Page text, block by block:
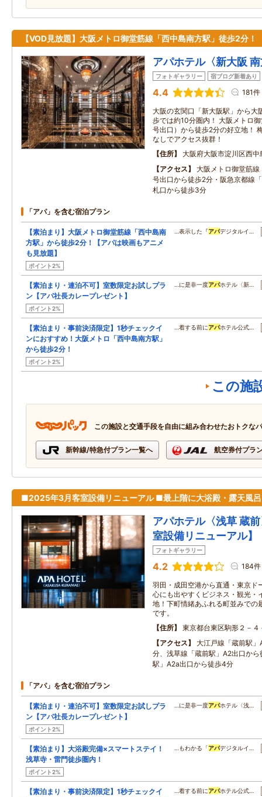
【VOD見放題】大阪メトロ御堂筋線「西中島南方駅」徒歩2分！
アパホテル〈新大阪
フォトギャラリー 宿ブログ新着あり
4.4 181件
大阪の玄関口「新大阪駅」から大
歩では約10分圏内！ 大阪メトロ
号出口）から徒歩2分の好立地！
なしでアクセス抜群！
住所
大阪府大阪市淀川区西
アクセス
大阪メトロ御堂筋
号出口から徒歩2分・阪急京都線
札口から徒歩3分
「アパ」を含む宿泊プラン
【素泊まり】大阪メトロ御堂筋線「西中島南
方駅」から徒歩2分！【アパは映画もアニメ
も見放題】
ポイント2%
…表示した『アパデジタルイ…
【素泊まり・連泊不可】室数限定お試しプラ
ン【アパ社長カレープレゼント】
ポイント2%
…に是非一度アパホテル〈新…
【素泊まり・事前決済限定】1秒チェックイ
ンにおすすめ！大阪メトロ「西中島南方駅」
から徒歩2分！
ポイント2%
…着する前にアパホテル公式…
この施
この施設と交通手段を自由に組み合わせたおトクな
新幹線/特急付プラン一覧へ 航空券付プラ
■2025年3月客室設備リニューアル ■最上階に大浴殿・露天風呂
アパホテル〈浅草 蔵
室設備リニューアル】
フォトギャラリー
4.2 184件
羽田・成田空港から直通・東京ド
心にも出やすくビジネス・観光・
地！下町情緒あふれる町並みでの
です。
住所
東京都台東区駒形２－４
アクセス
大江戸線「蔵前駅
分、浅草線「蔵前駅」A2出口か
駅」A2a出口から徒歩4分
「アパ」を含む宿泊プラン
【素泊まり・連泊不可】室数限定お試しプラ
ン【アパ社長カレープレゼント】
ポイント2%
…に是非一度アパホテル〈浅…
【素泊まり】大浴殿完備×スマートステイ！
浅草寺・雷門徒歩圏内！
ポイント2%
…もわかる「アパデジタルイ…
【素泊まり・事前決済限定】1秒チェックイ
…着する前にアパホテル公式…